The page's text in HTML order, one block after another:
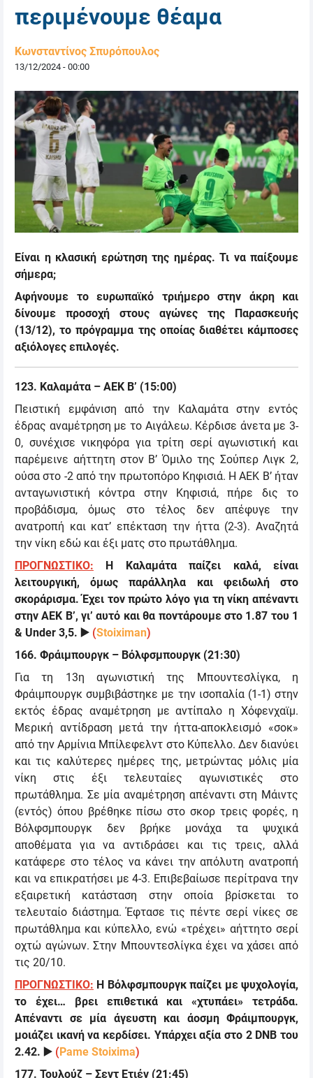
περιμένουμε θέαμα
Κωνσταντίνος Σπυρόπουλος
13/12/2024 - 00:00
Είναι η κλασική ερώτηση της ημέρας. Τι να παίξουμε
σήμερα;
Αφήνουμε το ευρωπαϊκό τριήμερο στην άκρη και
δίνουμε προσοχή στους αγώνες της Παρασκευής
(13/12), το πρόγραμμα της οποίας διαθέτει κάμποσες
αξιόλογες επιλογές.
123. Καλαμάτα – ΑΕΚ Β’ (15:00)
Πειστική εμφάνιση από την Καλαμάτα στην εντός
έδρας αναμέτρηση με το Αιγάλεω. Κέρδισε άνετα με 3-
0, συνέχισε νικηφόρα για τρίτη σερί αγωνιστική και
παρέμεινε αήττητη στον Β’ Όμιλο της Σούπερ Λιγκ 2,
ούσα στο -2 από την πρωτοπόρο Κηφισιά. Η ΑΕΚ Β’ ήταν
ανταγωνιστική κόντρα στην Κηφισιά, πήρε δις το
προβάδισμα, όμως στο τέλος δεν απέφυγε την
ανατροπή και κατ’ επέκταση την ήττα (2-3). Αναζητά
την νίκη εδώ και έξι ματς στο πρωτάθλημα.
ΠΡΟΓΝΩΣΤΙΚΟ: Η Καλαμάτα παίζει καλά, είναι
λειτουργική, όμως παράλληλα και φειδωλή στο
σκοράρισμα. Έχει τον πρώτο λόγο για τη νίκη απέναντι
στην ΑΕΚ Β’, γι’ αυτό και θα ποντάρουμε στο 1.87 του 1
& Under 3,5. ▶️ (Stoiximan)
166. Φράιμπουργκ – Βόλφσμπουργκ (21:30)
Για τη 13η αγωνιστική της Μπουντεσλίγκα, η
Φράιμπουργκ συμβιβάστηκε με την ισοπαλία (1-1) στην
εκτός έδρας αναμέτρηση με αντίπαλο η Χόφενχαϊμ.
Μερική αντίδραση μετά την ήττα-αποκλεισμό «σοκ»
από την Αρμίνια Μπίλεφελντ στο Κύπελλο. Δεν διανύει
και τις καλύτερες ημέρες της, μετρώντας μόλις μία
νίκη στις έξι τελευταίες αγωνιστικές στο
πρωτάθλημα. Σε μία αναμέτρηση απέναντι στη Μάιντς
(εντός) όπου βρέθηκε πίσω στο σκορ τρεις φορές, η
Βόλφσμπουργκ δεν βρήκε μονάχα τα ψυχικά
αποθέματα για να αντιδράσει και τις τρεις, αλλά
κατάφερε στο τέλος να κάνει την απόλυτη ανατροπή
και να επικρατήσει με 4-3. Επιβεβαίωσε περίτρανα την
εξαιρετική κατάσταση στην οποία βρίσκεται το
τελευταίο διάστημα. Έφτασε τις πέντε σερί νίκες σε
πρωτάθλημα και κύπελλο, ενώ «τρέχει» αήττητο σερί
οχτώ αγώνων. Στην Μπουντεσλίγκα έχει να χάσει από
τις 20/10.
ΠΡΟΓΝΩΣΤΙΚΟ: Η Βόλφσμπουργκ παίζει με ψυχολογία,
το έχει… βρει επιθετικά και «χτυπάει» τετράδα.
Απέναντι σε μία άγευστη και άοσμη Φράιμπουργκ,
μοιάζει ικανή να κερδίσει. Υπάρχει αξία στο 2DNB του
2.42. ▶️ (Pame Stoixima)
177. Τουλούζ – Σεντ Ετιέν (21:45)